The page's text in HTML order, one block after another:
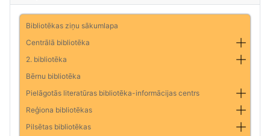
Bibliotēkas ziņu sākumlapa
Centrālā bibliotēka
2. bibliotēka
Bērnu bibliotēka
Pielāgotās literatūras bibliotēka-informācijas centrs
Reģiona bibliotēkas
Pilsētas bibliotēkas